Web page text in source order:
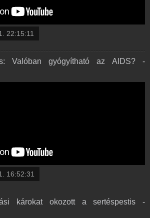
22:15:11
Valóban gyógyítható az AIDS? -
16:52:31
károkat okozott a sertéspestis -